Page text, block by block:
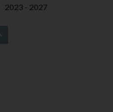
2023 - 2027